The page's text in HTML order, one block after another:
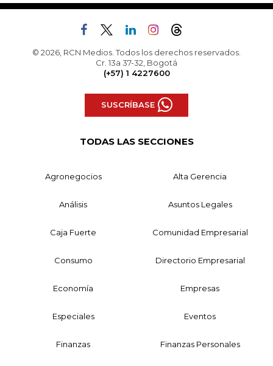
© 2026, RCN Medios. Todos los derechos reservados.
Cr. 13a 37-32, Bogotá
(+57) 1 4227600
SUSCRÍBASE
TODAS LAS SECCIONES
Agronegocios Alta Gerencia
Análisis Asuntos Legales
Caja Fuerte Comunidad Empresarial
Consumo Directorio Empresarial
Economía Empresas
Especiales Eventos
Finanzas Finanzas Personales